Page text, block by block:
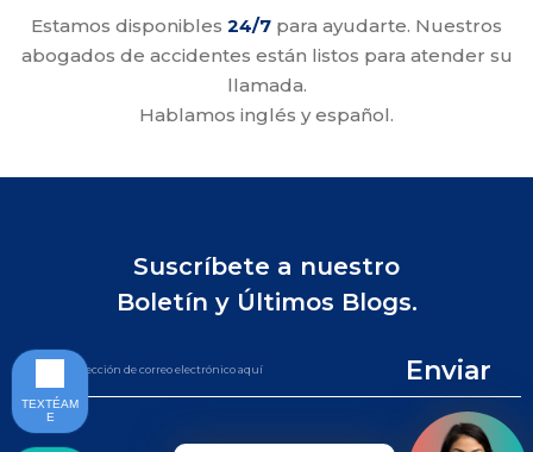
Estamos disponibles 24/7 para ayudarte. Nuestros
abogados de accidentes están listos para atender su
llamada.
Hablamos inglés y español.
Suscríbete a nuestro
Boletín y Últimos Blogs.
Enviar
TEXTÉAM
E